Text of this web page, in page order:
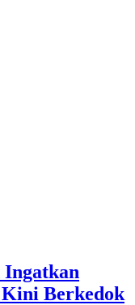
Berkedok